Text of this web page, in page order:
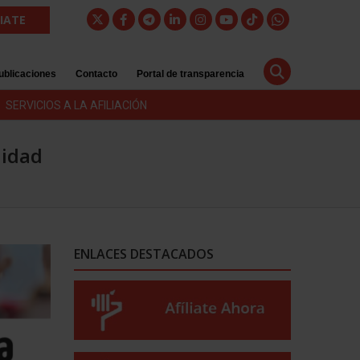
Contacto Portal de transparencia
SERVICIOS A LA AFILIACIÓN
ENLACES DESTACADOS